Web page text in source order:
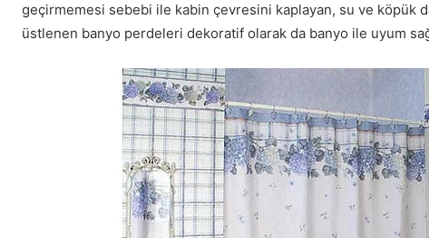
geçirmemesi sebebi ile kabin çevresini kaplayan, su ve köpük
üstlenen banyo perdeleri dekoratif olarak da banyo ile uyum